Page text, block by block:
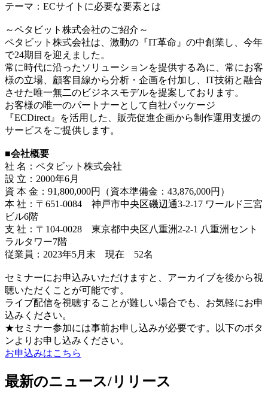
テーマ：ECサイトに必要な要素とは
～ペタビット株式会社のご紹介～
ペタビット株式会社は、激動の『IT革命』の中創業し、今年
で24期目を迎えました。
常に時代に沿ったソリューションを提供する為に、常にお客
様の立場、顧客目線から分析・企画を付加し、IT技術と融合
させた唯一無二のビジネスモデルを提案しております。
お客様の唯一のパートナーとして自社パッケージ
『ECDirect』を活用した、販売促進企画から制作運用支援の
サービスをご提供します。
■会社概要
社 名：ペタビット株式会社
設 立：2000年6月
資 本 金：91,800,000円（資本準備金：43,876,000円）
本 社：〒651-0084 神戸市中央区磯辺通3-2-17 ワールド三宮
ビル6階
支 社：〒104-0028 東京都中央区八重洲2-2-1 八重洲セント
ラルタワー7階
従業員：2023年5月末 現在 52名
セミナーにお申込みいただけますと、アーカイブを後から視
聴いただくことが可能です。
ライブ配信を視聴することが難しい場合でも、お気軽にお申
込みください。
★セミナー参加には事前お申し込みが必要です。以下のボタ
ンよりお申し込みください。
お申込みはこちら
最新のニュース/リリース